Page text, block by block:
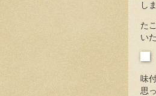
し
た
い
味
思